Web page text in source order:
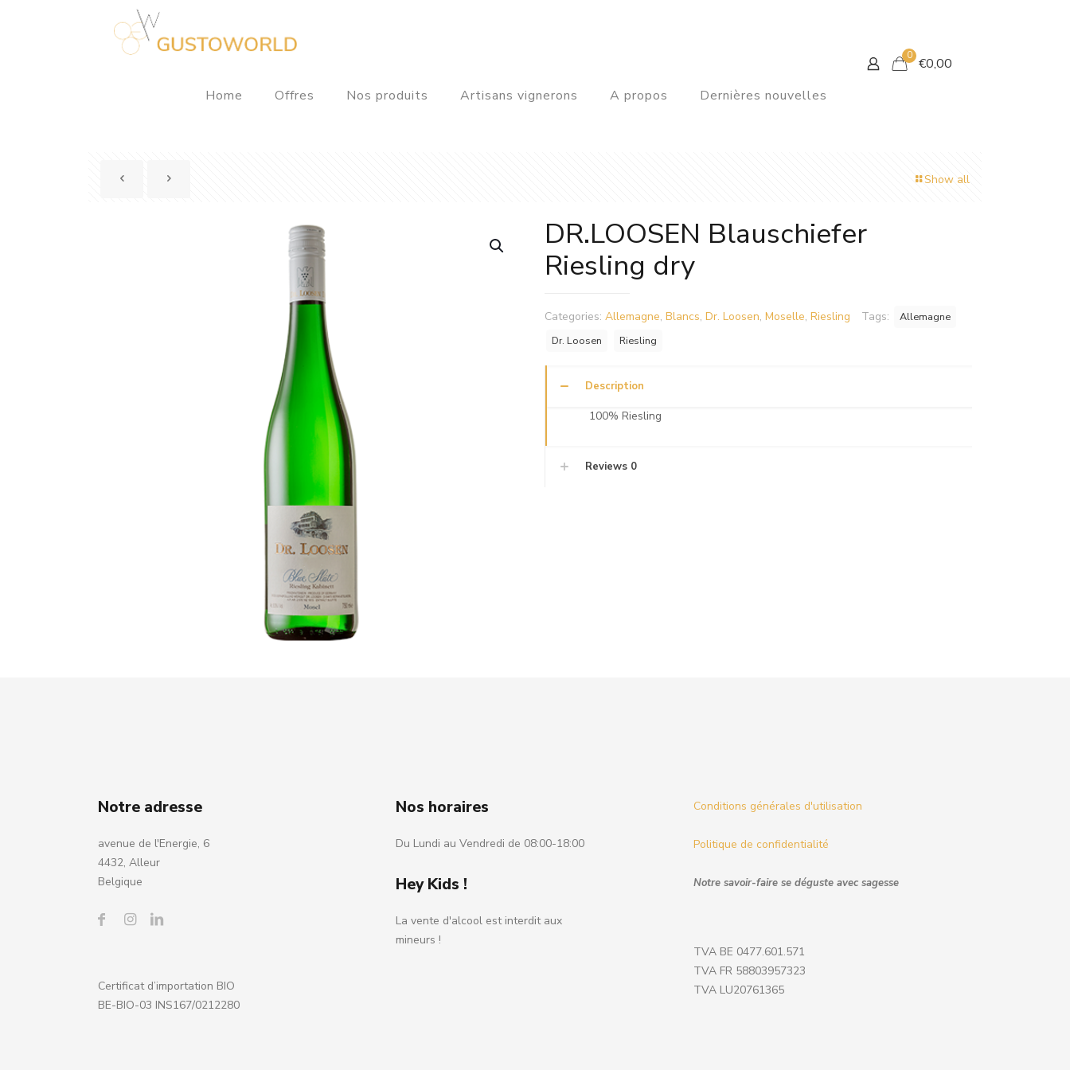
Home Offres Nos produits Artisans vignerons A propos Dernières nouvelles
0 €0,00
Show all
DR.LOOSEN Blauschiefer
Riesling dry
Categories: Allemagne, Blancs, Dr. Loosen, Moselle, Riesling Tags:
Allemagne
Dr. Loosen
Riesling
Description
100% Riesling
Reviews 0
Notre adresse
avenue de l'Energie, 6
4432, Alleur
Belgique
Certificat d’importation BIO
BE-BIO-03 INS167/0212280
Nos horaires
Du Lundi au Vendredi de 08:00-18:00
Hey Kids !
La vente d'alcool est interdit aux
mineurs !
Conditions générales d'utilisation
Politique de confidentialité
Notre savoir-faire se déguste avec sagesse
TVA BE 0477.601.571
TVA FR 58803957323
TVA LU20761365